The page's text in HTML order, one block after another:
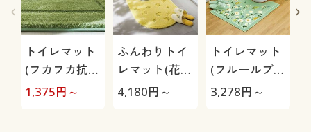
トイレマット
(フカフカ抗菌
防臭)
1,375円～
ふんわりトイ
レマット(花刺
繍)
4,180円～
トイレマット
(フルールブラ
ン)
3,278円～